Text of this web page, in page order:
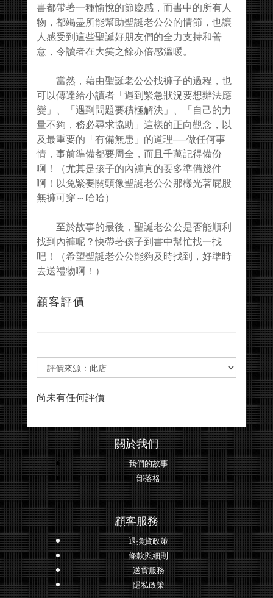
書都帶著一種愉悅的節慶感，而書中的所有人
物，都竭盡所能幫助聖誕老公公的情節，也讓
人感受到這些聖誕好朋友們的全力支持和善
意，令讀者在大笑之餘亦倍感溫暖。
當然，藉由聖誕老公公找褲子的過程，也
可以傳達給小讀者「遇到緊急狀況要想辦法應
變」、「遇到問題要積極解決」、「自己的力
量不夠，務必尋求協助」這樣的正向觀念，以
及最重要的「有備無患」的道理──做任何事
情，事前準備都要周全，而且千萬記得備份
啊！（尤其是孩子的內褲真的要多準備幾件
啊！以免緊要關頭像聖誕老公公那樣光著屁股
無褲可穿～哈哈）
至於故事的最後，聖誕老公公是否能順利
找到內褲呢？快帶著孩子到書中幫忙找一找
吧！（希望聖誕老公公能夠及時找到，好準時
去送禮物啊！）
顧客評價
尚未有任何評價
關於我們
我們的故事
部落格
顧客服務
退換貨政策
條款與細則
送貨服務
隱私政策